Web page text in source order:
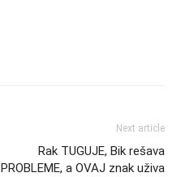
Next article
Rak TUGUJE, Bik rešava
PROBLEME, a OVAJ znak uživa